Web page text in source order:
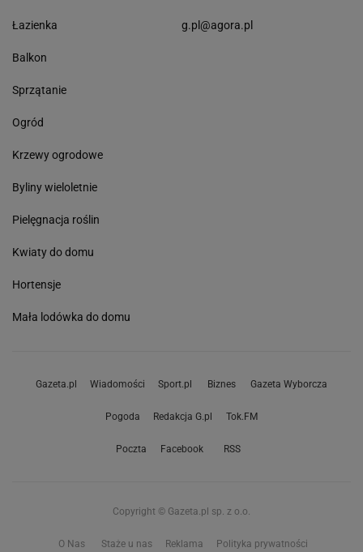
Łazienka
Balkon
Sprzątanie
Ogród
Krzewy ogrodowe
Byliny wieloletnie
Pielęgnacja roślin
Kwiaty do domu
Hortensje
Mała lodówka do domu
g.pl@agora.pl
Gazeta.pl Wiadomości Sport.pl Biznes Gazeta Wyborcza
Pogoda Redakcja G.pl Tok.FM
Poczta Facebook RSS
Copyright © Gazeta.pl sp. z o.o.
O Nas Staże u nas Reklama Polityka prywatności